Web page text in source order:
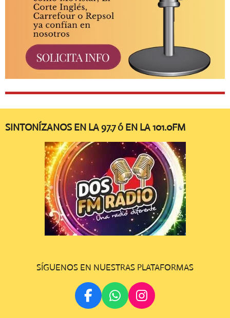
SINTONÍZANOS EN LA 97.7 ó EN LA 101.0FM
SÍGUENOS EN NUESTRAS PLATAFORMAS
F
A
W
H
I
N